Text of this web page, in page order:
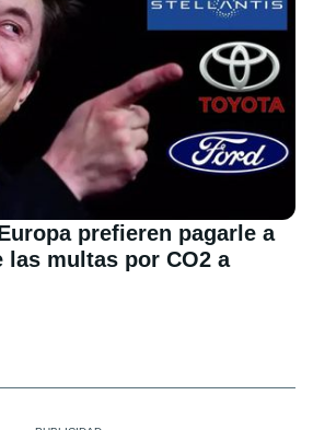
prefieren pagarle a
las multas por CO2 a